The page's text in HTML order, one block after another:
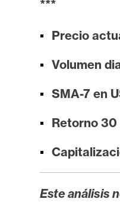
t
o
n
t
h
e
***
Precio
Volumen
SMA-7 en
Retorno 30
Este análisis